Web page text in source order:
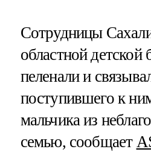
Сотрудницы
областной детской
пеленали и
поступившего к
мальчика из
семью, сообщает